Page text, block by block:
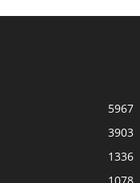
5967
3903
1336